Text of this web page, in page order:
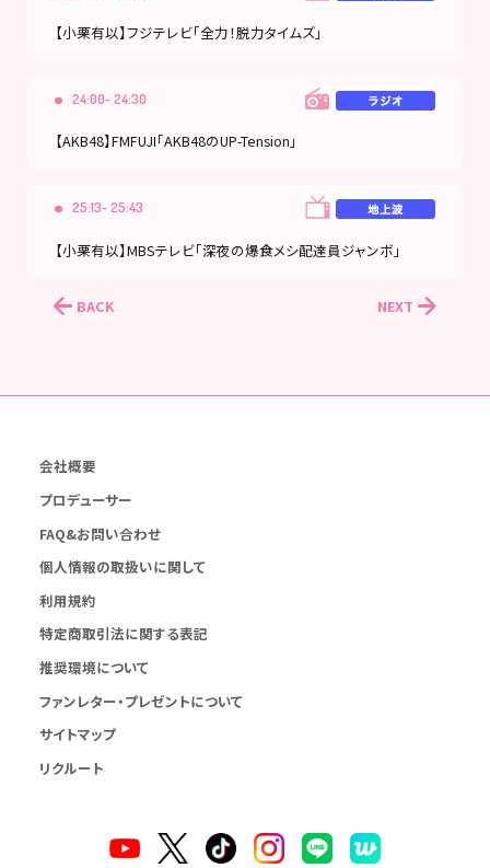
【小栗有以】フジテレビ「全力！脱力タイムズ」
24:00- 24:30
【AKB48】FMFUJI「AKB48のUP-Tension」
25:13- 25:43
【小栗有以】MBSテレビ「深夜の爆食メシ配達員ジャンボ」
BACK NEXT
会社概要
プロデューサー
FAQ&お問い合わせ
個人情報の取扱いに関して
利用規約
特定商取引法に関する表記
推奨環境について
ファンレター・プレゼントについて
サイトマップ
リクルート